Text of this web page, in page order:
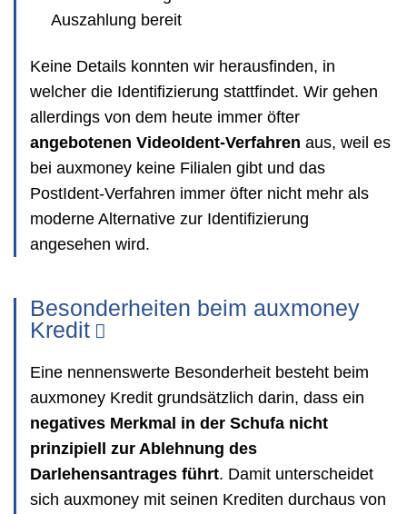
Auszahlung bereit
Keine Details konnten wir herausfinden, in
welcher die Identifizierung stattfindet. Wir gehen
allerdings von dem heute immer öfter
angebotenen VideoIdent-Verfahren aus, weil es
bei auxmoney keine Filialen gibt und das
PostIdent-Verfahren immer öfter nicht mehr als
moderne Alternative zur Identifizierung
angesehen wird.
Besonderheiten beim auxmoney
Kredit
Eine nennenswerte Besonderheit besteht beim
auxmoney Kredit grundsätzlich darin, dass ein
negatives Merkmal in der Schufa nicht
prinzipiell zur Ablehnung des
Darlehensantrages führt. Damit unterscheidet
sich auxmoney mit seinen Krediten durchaus von